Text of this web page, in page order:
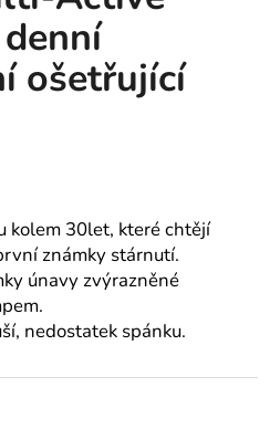
ošetřující
kolem 30let, které chtějí
známky stárnutí.
únavy zvýrazněné
nedostatek spánku.